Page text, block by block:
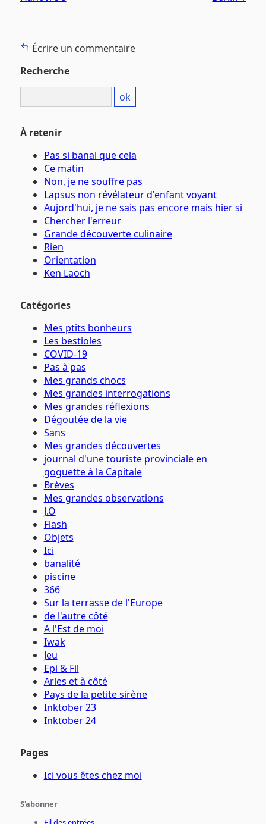
Écrire un commentaire
Recherche
À retenir
Pas si banal que cela
Ce matin
Non, je ne souffre pas
Lapsus non révélateur d'enfant voyant
Aujord'hui, je ne sais pas encore mais hier si
Chercher l'erreur
Grande découverte culinaire
Rien
Orientation
Ken Laoch
Catégories
Mes ptits bonheurs
Les bestioles
COVID-19
Pas à pas
Mes grands chocs
Mes grandes interrogations
Mes grandes réflexions
Dégoutée de la vie
Sans
Mes grandes découvertes
journal d'une touriste provinciale en
goguette à la Capitale
Brèves
Mes grandes observations
J.O
Flash
Objets
Ici
banalité
piscine
366
Sur la terrasse de l'Europe
de l'autre côté
A l'Est de moi
Iwak
Jeu
Epi & Fil
Arles et à côté
Pays de la petite sirène
Inktober 23
Inktober 24
Pages
Ici vous êtes chez moi
S'abonner